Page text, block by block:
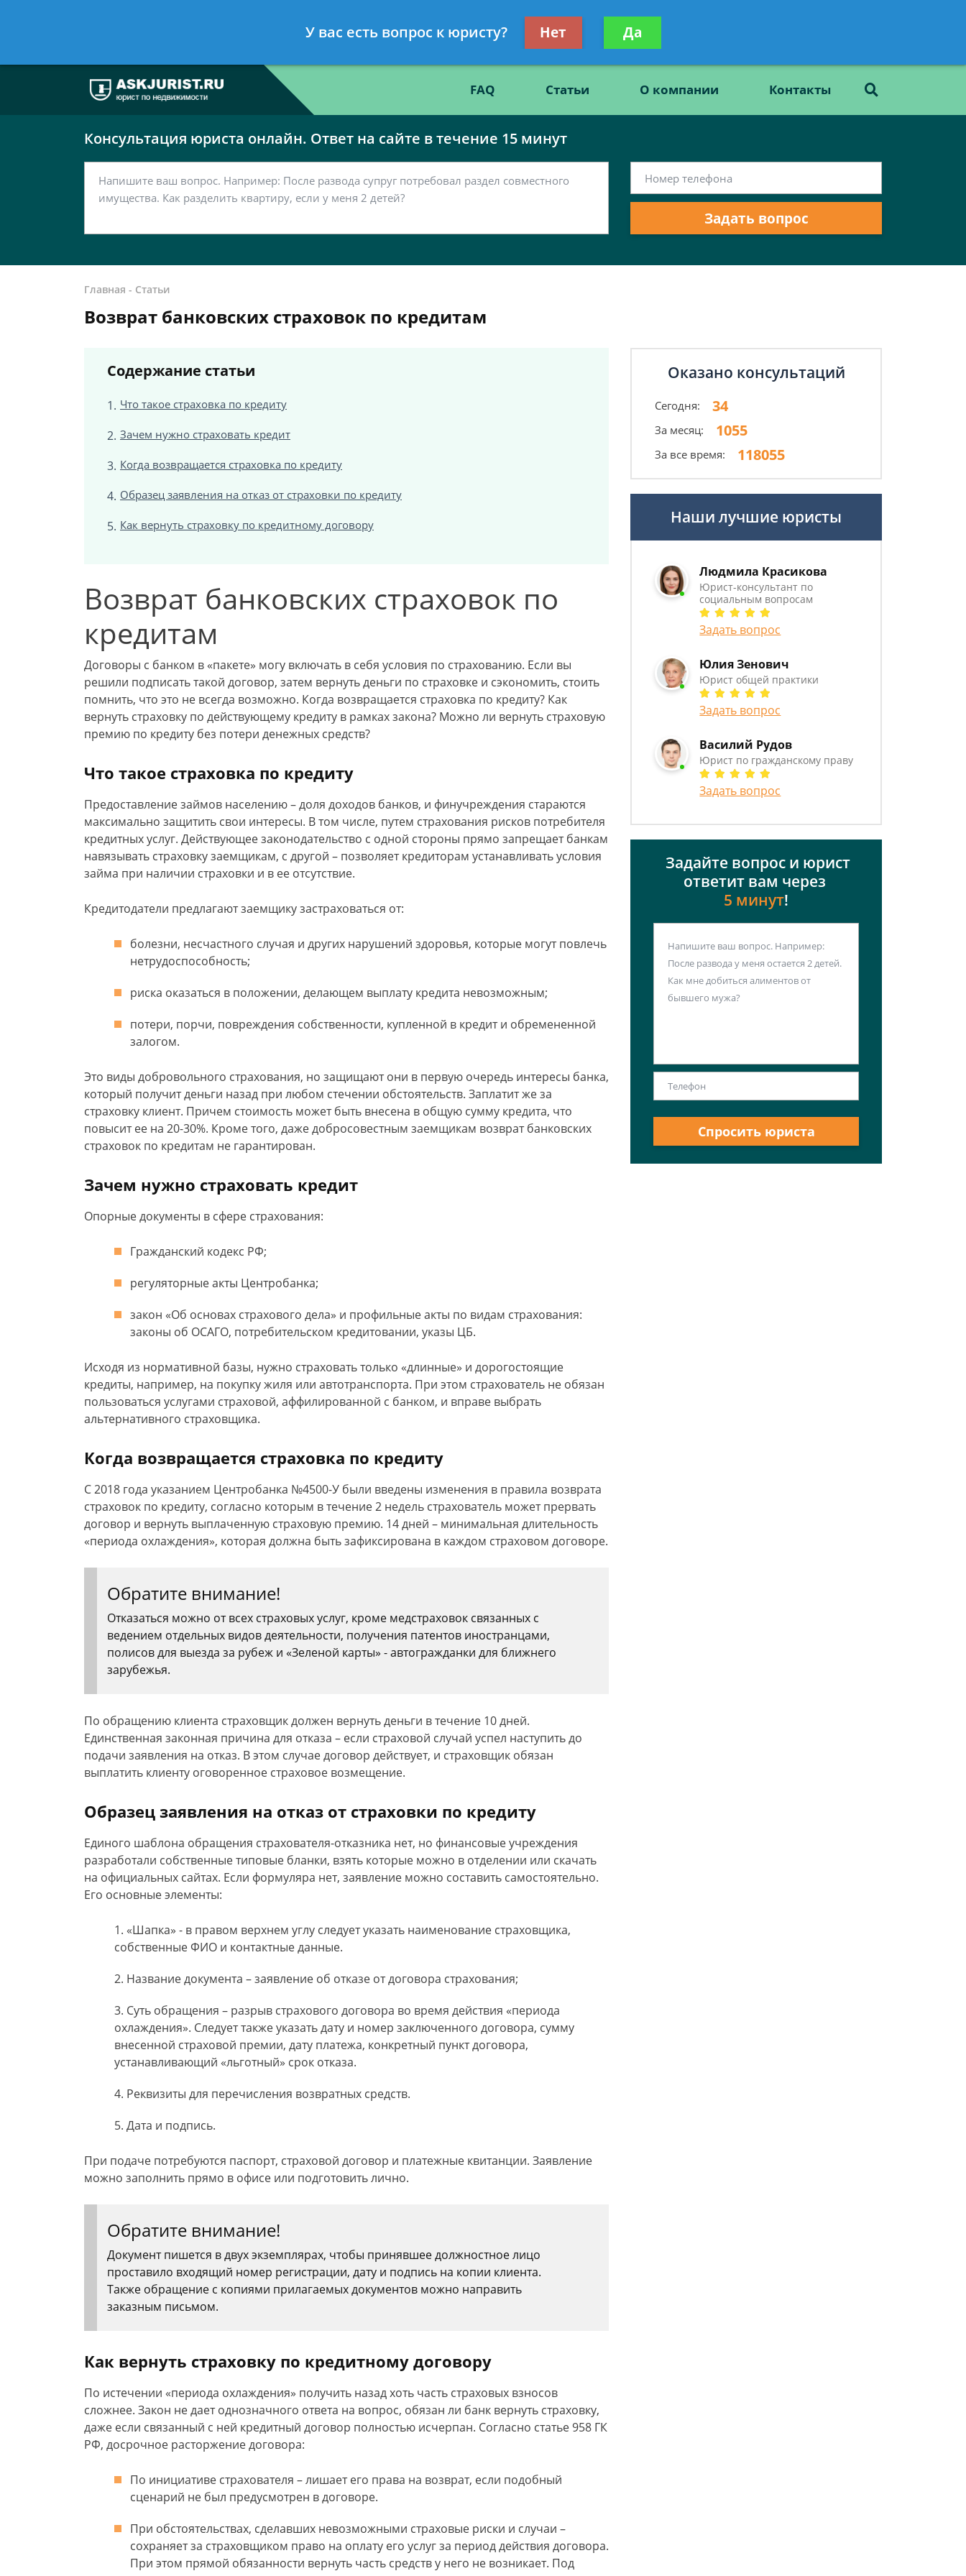
7 812 467-37-86
Получите консультацию
бесплатно
FAQ Статьи О компании Контакты
Консультация юриста онлайн. Ответ на сайте в течение 15 минут
Задать вопрос
Главная - Статьи
Возврат банковских страховок по кредитам
Содержание статьи
Что такое страховка по кредиту
Зачем нужно страховать кредит
Когда возвращается страховка по кредиту
Образец заявления на отказ от страховки по кредиту
Как вернуть страховку по кредитному договору
Возврат банковских страховок по
кредитам
Договоры с банком в «пакете» могу включать в себя условия по страхованию. Если вы
решили подписать такой договор, затем вернуть деньги по страховке и сэкономить, стоить
помнить, что это не всегда возможно. Когда возвращается страховка по кредиту? Как
вернуть страховку по действующему кредиту в рамках закона? Можно ли вернуть страховую
премию по кредиту без потери денежных средств?
Что такое страховка по кредиту
Предоставление займов населению – доля доходов банков, и финучреждения стараются
максимально защитить свои интересы. В том числе, путем страхования рисков потребителя
кредитных услуг. Действующее законодательство с одной стороны прямо запрещает банкам
навязывать страховку заемщикам, с другой – позволяет кредиторам устанавливать условия
займа при наличии страховки и в ее отсутствие.
Кредитодатели предлагают заемщику застраховаться от:
болезни, несчастного случая и других нарушений здоровья, которые могут повлечь
нетрудоспособность;
риска оказаться в положении, делающем выплату кредита невозможным;
потери, порчи, повреждения собственности, купленной в кредит и обремененной
залогом.
Это виды добровольного страхования, но защищают они в первую очередь интересы банка,
который получит деньги назад при любом стечении обстоятельств. Заплатит же за
страховку клиент. Причем стоимость может быть внесена в общую сумму кредита, что
повысит ее на 20-30%. Кроме того, даже добросовестным заемщикам возврат банковских
страховок по кредитам не гарантирован.
Зачем нужно страховать кредит
Опорные документы в сфере страхования:
Гражданский кодекс РФ;
регуляторные акты Центробанка;
закон «Об основах страхового дела» и профильные акты по видам страхования:
законы об ОСАГО, потребительском кредитовании, указы ЦБ.
Исходя из нормативной базы, нужно страховать только «длинные» и дорогостоящие
кредиты, например, на покупку жиля или автотранспорта. При этом страхователь не обязан
пользоваться услугами страховой, аффилированной с банком, и вправе выбрать
альтернативного страховщика.
Когда возвращается страховка по кредиту
С 2018 года указанием Центробанка №4500-У были введены изменения в правила возврата
страховок по кредиту, согласно которым в течение 2 недель страхователь может прервать
договор и вернуть выплаченную страховую премию. 14 дней – минимальная длительность
«периода охлаждения», которая должна быть зафиксирована в каждом страховом договоре.
Обратите внимание!
Отказаться можно от всех страховых услуг, кроме медстраховок связанных с
ведением отдельных видов деятельности, получения патентов иностранцами,
полисов для выезда за рубеж и «Зеленой карты» - автогражданки для ближнего
зарубежья.
По обращению клиента страховщик должен вернуть деньги в течение 10 дней.
Единственная законная причина для отказа – если страховой случай успел наступить до
подачи заявления на отказ. В этом случае договор действует, и страховщик обязан
выплатить клиенту оговоренное страховое возмещение.
Образец заявления на отказ от страховки по кредиту
Единого шаблона обращения страхователя-отказника нет, но финансовые учреждения
разработали собственные типовые бланки, взять которые можно в отделении или скачать
на официальных сайтах. Если формуляра нет, заявление можно составить самостоятельно.
Его основные элементы:
«Шапка» - в правом верхнем углу следует указать наименование страховщика,
собственные ФИО и контактные данные.
Название документа – заявление об отказе от договора страхования;
Суть обращения – разрыв страхового договора во время действия «периода
охлаждения». Следует также указать дату и номер заключенного договора, сумму
внесенной страховой премии, дату платежа, конкретный пункт договора,
устанавливающий «льготный» срок отказа.
Реквизиты для перечисления возвратных средств.
Дата и подпись.
При подаче потребуются паспорт, страховой договор и платежные квитанции. Заявление
можно заполнить прямо в офисе или подготовить лично.
Обратите внимание!
Документ пишется в двух экземплярах, чтобы принявшее должностное лицо
проставило входящий номер регистрации, дату и подпись на копии клиента.
Также обращение с копиями прилагаемых документов можно направить
заказным письмом.
Как вернуть страховку по кредитному договору
По истечении «периода охлаждения» получить назад хоть часть страховых взносов
сложнее. Закон не дает однозначного ответа на вопрос, обязан ли банк вернуть страховку,
даже если связанный с ней кредитный договор полностью исчерпан. Согласно статье 958 ГК
РФ, досрочное расторжение договора:
По инициативе страхователя – лишает его права на возврат, если подобный
сценарий не был предусмотрен в договоре.
При обстоятельствах, сделавших невозможными страховые риски и случаи –
сохраняет за страховщиком право на оплату его услуг за период действия договора.
При этом прямой обязанности вернуть часть средств у него не возникает. Под
Оказано консультаций
Сегодня: 34
За месяц: 1055
За все время: 118055
Наши лучшие юристы
Людмила Красикова
Юрист-консультант по
социальным вопросам
Задать вопрос
Юлия Зенович
Юрист общей практики
Задать вопрос
Василий Рудов
Юрист по гражданскому праву
Задать вопрос
Задайте вопрос и юрист
ответит вам через
5 минут!
Спросить юриста
У вас есть вопрос к юристу? Нет Да